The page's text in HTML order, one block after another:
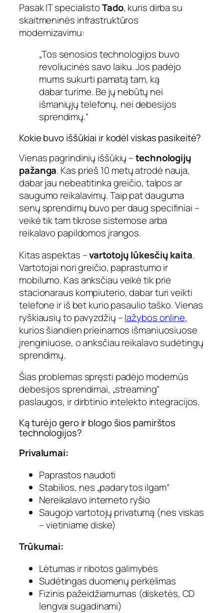
Pasak IT specialistoTado, kuris dirba su
skaitmeninės infrastruktūros
modernizavimu:
„Tos senosios technologijos buvo
revoliucinės savo laiku. Jos padėjo
mums sukurti pamatą tam, ką
dabar turime. Be jų nebūtų nei
išmaniųjų telefonų, nei debesijos
sprendimų.“
Kokie buvo iššūkiai ir kodėl viskas pasikeitė?
Vienas pagrindinių iššūkių –technologijų
pažanga. Kas prieš 10 metų atrodė nauja,
dabar jau nebeatitinka greičio, talpos ar
saugumo reikalavimų. Taip pat dauguma
senų sprendimų buvo per daug specifiniai –
veikė tik tam tikrose sistemose arba
reikalavo papildomos įrangos.
Kitas aspektas –vartotojų lūkesčių kaita.
Vartotojai nori greičio, paprastumo ir
mobilumo. Kas anksčiau veikė tik prie
stacionaraus kompiuterio, dabar turi veikti
telefone ir iš bet kurio pasaulio taško. Vienas
ryškiausių to pavyzdžių –lažybos online,
kurios šiandien prieinamos išmaniuosiuose
įrenginiuose, o anksčiau reikalavo sudėtingų
sprendimų.
Šias problemas spręsti padėjo modernūs
debesijos sprendimai, „streaming“
paslaugos, ir dirbtinio intelekto integracijos.
Ką turėjo gero ir blogo šios pamirštos
technologijos?
Privalumai:
Paprastos naudoti
Stabilios, nes „padarytos ilgam“
Nereikalavo interneto ryšio
Saugojo vartotojų privatumą (nes viskas
– vietiniame diske)
Trūkumai:
Lėtumas ir ribotos galimybės
Sudėtingas duomenų perkėlimas
Fizinis pažeidžiamumas (disketės, CD
lengvai sugadinami)